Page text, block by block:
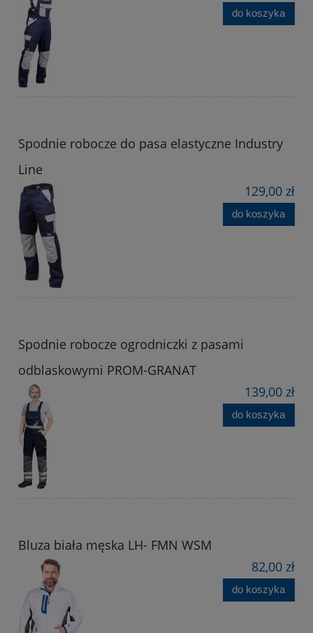
do koszyka
Spodnie robocze do pasa elastyczne Industry
Line
129,00 zł
do koszyka
Spodnie robocze ogrodniczki z pasami
odblaskowymi PROM-GRANAT
139,00 zł
do koszyka
Bluza biała męska LH- FMN WSM
82,00 zł
do koszyka